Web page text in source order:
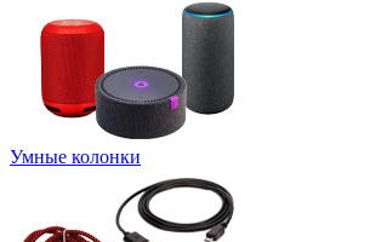
Умные колонки